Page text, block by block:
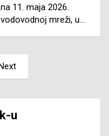
11. maja 2026.
mreži, u…
Next
u